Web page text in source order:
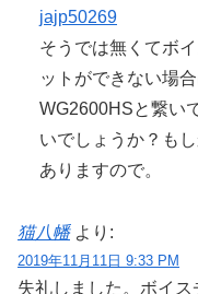
jajp50269
そうでは無くてボ
ットができない場
WG2600HSと繋い
いでしょうか？も
ありますので。
猫八幡 より:
2019年11月11日 9:33 PM
失礼しました。ボイス